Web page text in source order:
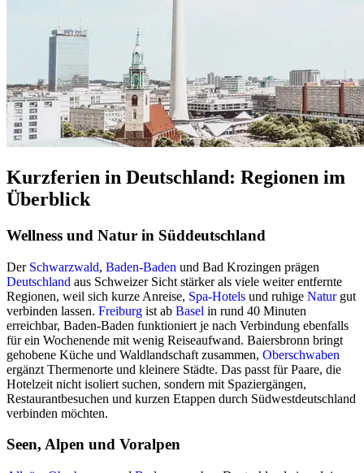
Kurzferien in Deutschland: Regionen im
Überblick
Wellness und Natur in Süddeutschland
Der Schwarzwald, Baden-Baden und Bad Krozingen prägen
Deutschland aus Schweizer Sicht stärker als viele weiter entfernte
Regionen, weil sich kurze Anreise, Spa-Hotels und ruhige Naturgut
verbinden lassen. Freiburg ist ab Basel in rund 40 Minuten
erreichbar, Baden-Baden funktioniert je nach Verbindung ebenfalls
für ein Wochenende mit wenig Reiseaufwand. Baiersbronn bringt
gehobene Küche und Waldlandschaft zusammen, Oberschwaben
ergänzt Thermenorte und kleinere Städte. Das passt für Paare, die
Hotelzeit nicht isoliert suchen, sondern mit Spaziergängen,
Restaurantbesuchen und kurzen Etappen durch Südwestdeutschland
verbinden möchten.
Seen, Alpen und Voralpen